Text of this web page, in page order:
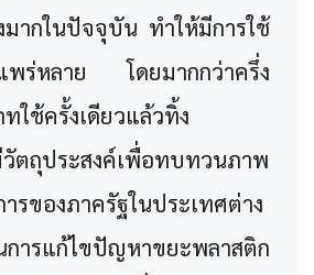
มากในปัจจุบัน ทำให้มีการใช้
พร่หลาย โดยมากกว่าครึ่ง
ใช้ครั้งเดียวแล้วทิ้ง
ตถุประสงค์เพื่อทบทวนภาพ
รของภาครัฐในประเทศต่าง
รแก้ไขปัญหาขยะพลาสติก